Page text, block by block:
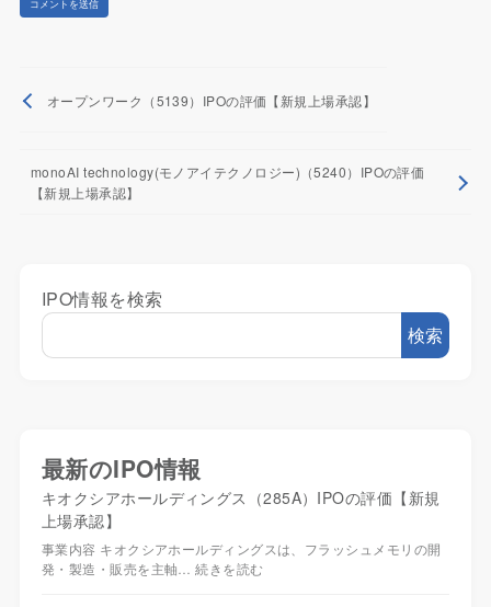
オープンワーク（5139）IPOの評価【新規上場承認】
monoAI technology(モノアイテクノロジー)（5240）IPOの評価
【新規上場承認】
IPO情報を検索
検索
最新のIPO情報
キオクシアホールディングス（285A）IPOの評価【新規
上場承認】
事業内容 キオクシアホールディングスは、フラッシュメモリの開
発・製造・販売を主軸…続きを読む